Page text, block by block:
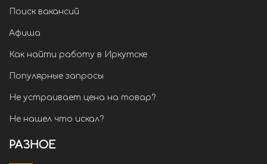
Поиск вакансий
Афиша
Как найти работу в Иркутске
Популярные запросы
Не устраивает цена на товар?
Не нашел что искал?
РАЗНОЕ